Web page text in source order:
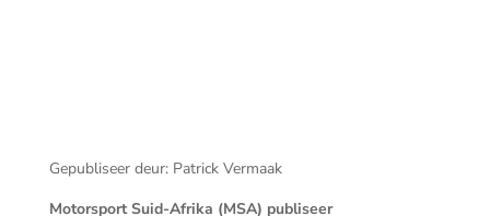
Gepubliseer deur: Patrick Vermaak
Motorsport Suid-Afrika (MSA) publiseer